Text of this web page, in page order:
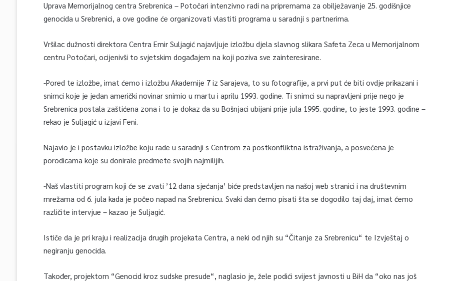
Uprava Memorijalnog centra Srebrenica – Potočari intenzivno radi na pripremama za obilježavanje 25. godišnjice
genocida u Srebrenici, a ove godine će organizovati vlastiti programa u saradnji s partnerima.
Vršilac dužnosti direktora Centra Emir Suljagić najavljuje izložbu djela slavnog slikara Safeta Zeca u Memorijalnom
centru Potočari, ocijenivši to svjetskim događajem na koji poziva sve zainteresirane.
-Pored te izložbe, imat ćemo i izložbu Akademije 7 iz Sarajeva, to su fotografije, a prvi put će biti ovdje prikazani i
snimci koje je jedan američki novinar snimio u martu i aprilu 1993. godine. Ti snimci su napravljeni prije nego je
Srebrenica postala zaštićena zona i to je dokaz da su Bošnjaci ubijani prije jula 1995. godine, to jeste 1993. godine –
rekao je Suljagić u izjavi Feni.
Najavio je i postavku izložbe koju rade u saradnji s Centrom za postkonfliktna istraživanja, a posvećena je
porodicama koje su donirale predmete svojih najmilijih.
-Naš vlastiti program koji će se zvati ’12 dana sjećanja’ biće predstavljen na našoj web stranici i na društevnim
mrežama od 6. jula kada je počeo napad na Srebrenicu. Svaki dan ćemo pisati šta se dogodilo taj daj, imat ćemo
različite intervjue – kazao je Suljagić.
Ističe da je pri kraju i realizacija drugih projekata Centra, a neki od njih su “Čitanje za Srebrenicu“ te Izvještaj o
negiranju genocida.
Također, projektom “Genocid kroz sudske presude“, naglasio je, žele podići svijest javnosti u BiH da “oko nas još